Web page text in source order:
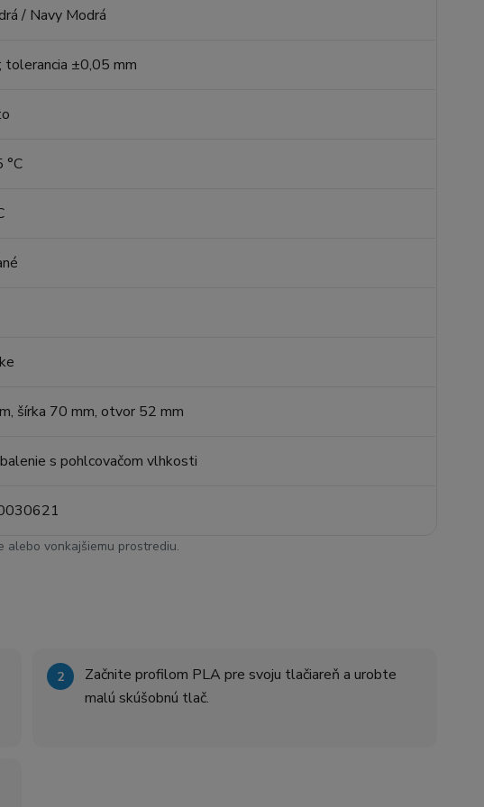
/ Navy Modrá
tolerancia ±0,05 mm
°C
šírka 70 mm, otvor 52 mm
s pohlcovačom vlhkosti
vonkajšiemu prostrediu.
Začnite profilom PLA pre svoju tlačiareň a urobte
malú skúšobnú tlač.